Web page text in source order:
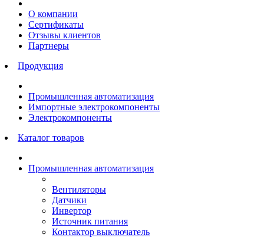
О компании
Сертификаты
Отзывы клиентов
Партнеры
Продукция
Промышленная автоматизация
Импортные электрокомпоненты
Электрокомпоненты
Каталог товаров
Промышленная автоматизация
Вентиляторы
Датчики
Инвертор
Источник питания
Контактор выключатель